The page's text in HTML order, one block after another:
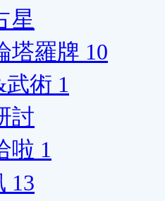
星
塔羅牌 10
武術 1
討
啦 1
13